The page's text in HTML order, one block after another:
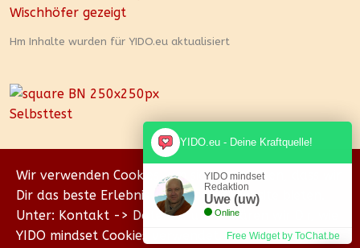
Hm Inhalte wurden für YIDO.eu aktualisiert
Wir verwenden Cookies, um sicherzustellen, dass wir
Dir das beste Erlebnis auf unserer Website bieten.
Unter: Kontakt -> Datenschutz erklären wir Dir, wie
YIDO mindset Cookies verwendet.
YIDO.eu - Deine Kraftquelle!
YIDO mindset
Redaktion
Uwe (uw)
Online
Free Widget by ToChat.be